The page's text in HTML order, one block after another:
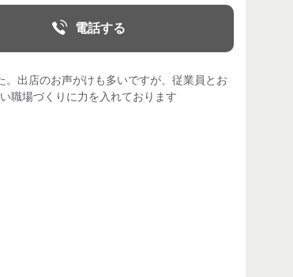
電話する
。出店のお声がけも多いですが、従業員とお
職場づくりに力を入れております